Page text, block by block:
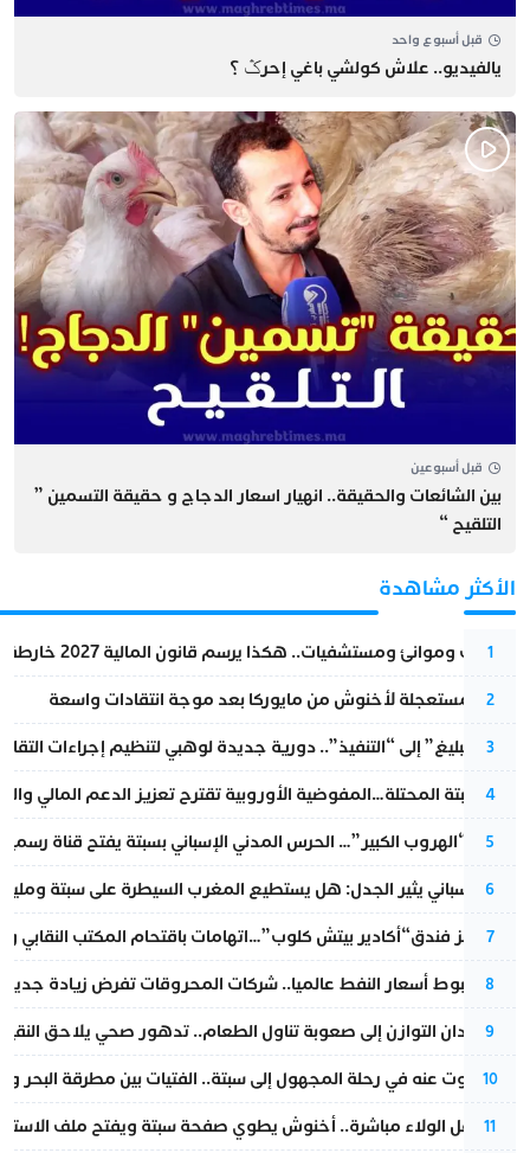
قبل أسبوع واحد
يالفيديو.. علاش كولشي باغي إحرݣ ؟
قبل أسبوعين
بين الشائعات والحقيقة.. انهيار اسعار الدجاج و حقيقة التسمين ”
التلقيح “
الأكثر مشاهدة
1
قطارات وموانئ ومستشفيات.. هكذا يرسم قانون المالية 2027 خارطة المغرب المقبل
2
عودة مستعجلة لأخنوش من مايوركا بعد موجة انتقادات واسعة
3
من “التبليغ” إلى “التنفيذ”.. دورية جديدة لوهبي لتنظيم إجراءات
4
أزمة سبتة المحتلة…المفوضية الأوروبية تقترح تعزيز الدعم المالي
5
عملية “الهروب الكبير”… الحرس المدني الإسباني بسبتة يفتح قناة
6
تقرير إسباني يثير الجدل: هل يستطيع المغرب السيطرة على سبتة
7
أزمة تهز فندق“أكادير بيتش كلوب”…اتهامات باقتحام المكتب النقابي
8
رغم هبوط أسعار النفط عالميا.. شركات المحروقات تفرض زيادة
9
من فقدان التوازن إلى صعوبة تناول الطعام.. تدهور صحي يلاحق النقيب
10
المسكوت عنه في رحلة المجهول إلى سبتة.. الفتيات بين مطرقة البحر
11
بعد حفل الولاء مباشرة.. أخنوش يطوي صفحة سبتة ويفتح ملف